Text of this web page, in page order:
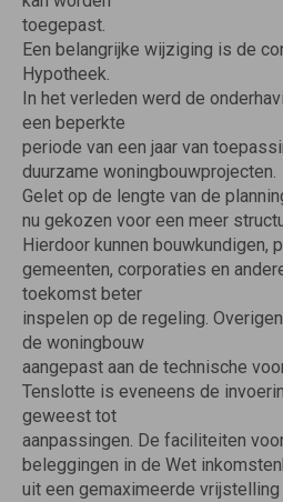
toegepast.
Een belangrijke wijziging is de
Hypotheek.
In het verleden werd de
een beperkte
periode van een jaar van
duurzame woningbouwprojecten.
Gelet op de lengte van de
nu gekozen voor een meer
Hierdoor kunnen bouwkundigen,
gemeenten, corporaties en
toekomst beter
inspelen op de regeling.
de woningbouw
aangepast aan de technische
Tenslotte is eveneens de
geweest tot
aanpassingen. De faciliteiten
beleggingen in de Wet
uit een gemaximeerde